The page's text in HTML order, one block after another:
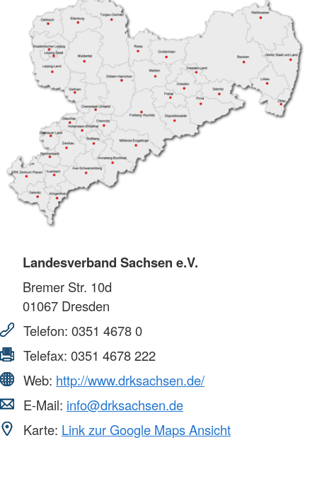
Landesverband Sachsen e.V.
Bremer Str. 10d
01067 Dresden
Telefon: 0351 4678 0
Telefax: 0351 4678 222
Web: http://www.drksachsen.de/
E-Mail: info@drksachsen.de
Karte: Link zur Google Maps Ansicht